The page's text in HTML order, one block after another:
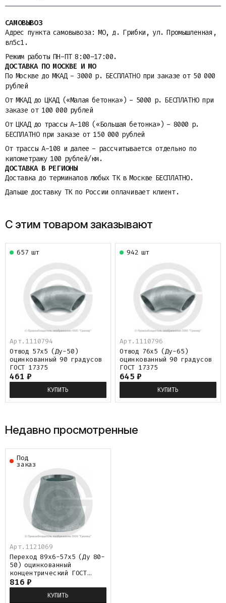
САМОВЫВОЗ
Адрес пункта самовывоза: МО, д. Грибки, ул. Промышленная,
вл5с1.
Режим работы ПН-ПТ 8:00–17:00.
ДОСТАВКА ПО МОСКВЕ И МО
По Москве до МКАД - 3000 р. БЕСПЛАТНО при заказе от 50 000
рублей
От МКАД до ЦКАД («Малая бетонка») - 5000 р. БЕСПЛАТНО при
заказе от 100 000 рублей
От ЦКАД до трассы A-108 («Большая бетонка») - 8000 р.
БЕСПЛАТНО при заказе от 150 000 рублей
От трассы A-108 и далее - рассчитывается отдельно по
километражу 100 рублей/км.
ДОСТАВКА В РЕГИОНЫ
Доставка до терминалов любых ТК в Москве БЕСПЛАТНО.
Дальше доставку ТК по России оплачивает клиент.
С этим товаром заказывают
Арт.1110794
657 шт
Отвод 57х5 (Ду-50)
оцинкованный 90 градусов
ГОСТ 17375
461 ₽
КУПИТЬ
Арт.1110796
942 шт
Отвод 76х5 (Ду-65)
оцинкованный 90 градусов
ГОСТ 17375
645 ₽
КУПИТЬ
Недавно просмотренные
Арт. 1121069
Под
заказ
Переход 89х6-57х5 (Ду 80-
50) оцинкованный
концентрический ГОСТ
17378
816 ₽
КУПИТЬ